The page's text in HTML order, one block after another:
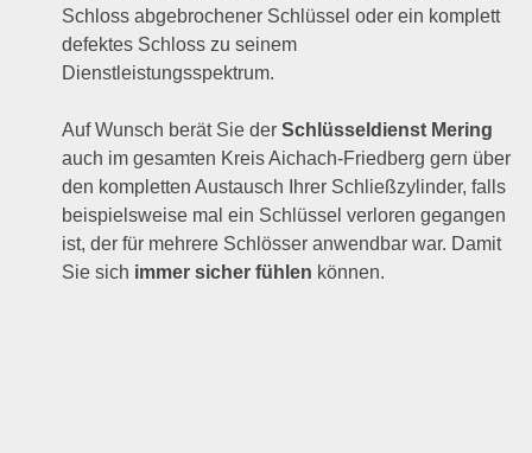
Schloss abgebrochener Schlüssel oder ein komplett
defektes Schloss zu seinem
Dienstleistungsspektrum.
Auf Wunsch berät Sie derSchlüsseldienst Mering
auch im gesamten Kreis Aichach-Friedberg gern über
den kompletten Austausch Ihrer Schließzylinder, falls
beispielsweise mal ein Schlüssel verloren gegangen
ist, der für mehrere Schlösser anwendbar war. Damit
Sie sich immer sicher fühlen können.